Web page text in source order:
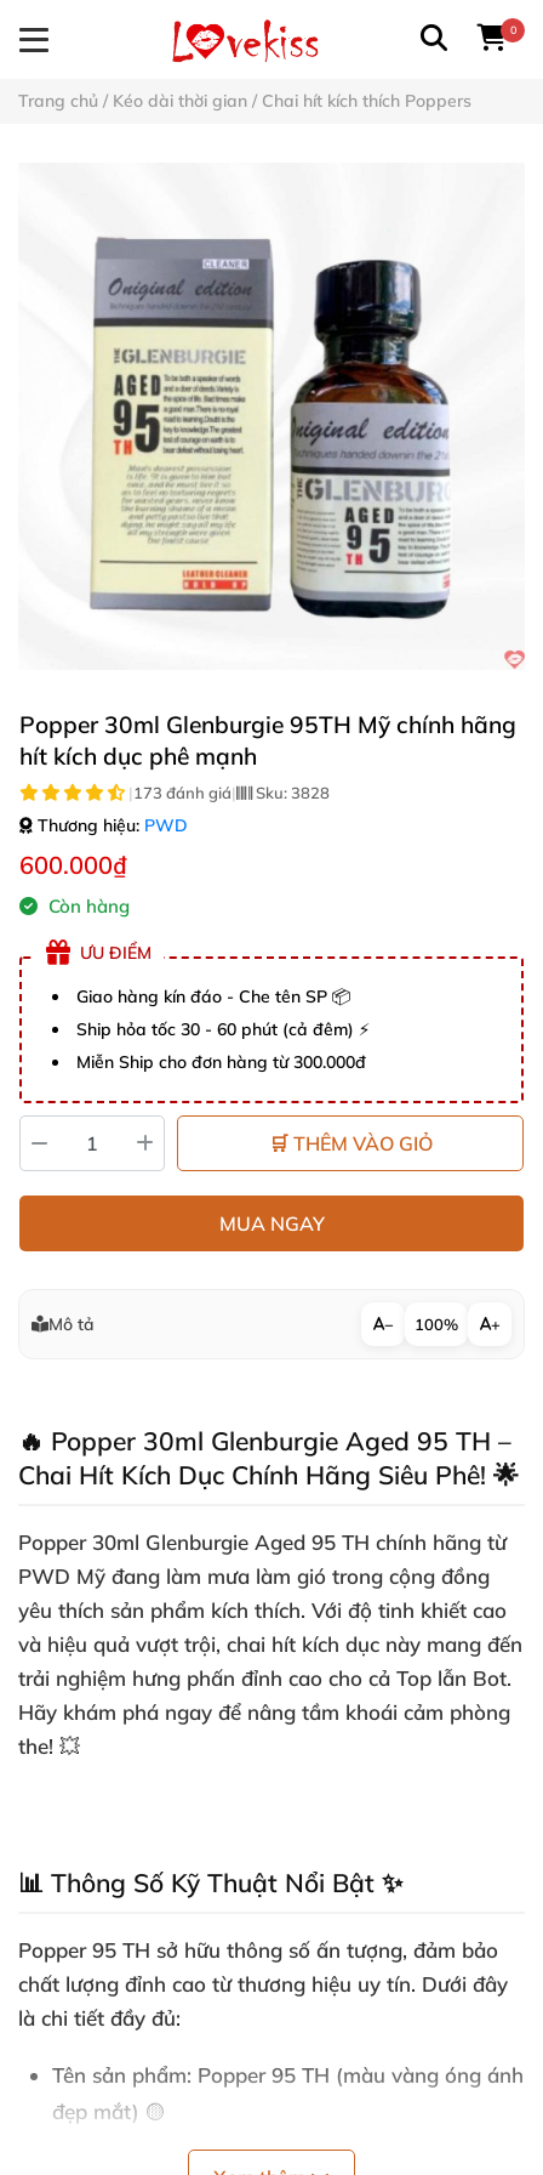
0
Trang chủ / Kéo dài thời gian / Chai hít kích thích Poppers
Popper 30ml Glenburgie 95TH Mỹ chính hãng
hít kích dục phê mạnh
|173 đánh giá| Sku:3828
Thương hiệu: PWD
600.000₫
Còn hàng
ƯU ĐIỂM
Giao hàng kín đáo - Che tên SP 📦
Ship hỏa tốc 30 - 60 phút (cả đêm) ⚡
Miễn Ship cho đơn hàng từ 300.000đ
🛒 THÊM VÀO GIỎ
MUA NGAY
Mô tả − 100% +
🔥 Popper 30ml Glenburgie Aged 95 TH –
Chai Hít Kích Dục Chính Hãng Siêu Phê! 🌟
Popper 30ml Glenburgie Aged 95 TH chính hãng từ
PWD Mỹ đang làm mưa làm gió trong cộng đồng
yêu thích sản phẩm kích thích. Với độ tinh khiết cao
và hiệu quả vượt trội, chai hít kích dục này mang đến
trải nghiệm hưng phấn đỉnh cao cho cả Top lẫn Bot.
Hãy khám phá ngay để nâng tầm khoái cảm phòng
the! 💥
📊 Thông Số Kỹ Thuật Nổi Bật ✨
Popper 95 TH sở hữu thông số ấn tượng, đảm bảo
chất lượng đỉnh cao từ thương hiệu uy tín. Dưới đây
là chi tiết đầy đủ:
Tên sản phẩm: Popper 95 TH (màu vàng óng ánh
đẹp mắt) 🟡
Thành phần chính: Isobutyl Nitrite – tinh khiết